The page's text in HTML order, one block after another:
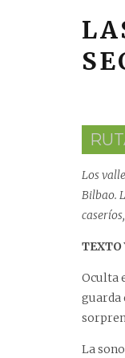
Los
Bilbao.
TEXTO
Oculta
guarda
La